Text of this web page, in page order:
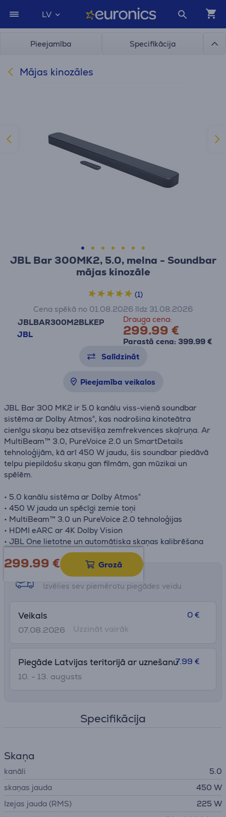
LV
Pieejamība Specifikācija
Mājas kinozāles
JBL Bar 300MK2, 5.0, melna - Soundbar
mājas kinozāle
JBLBAR300M2BLKEP
JBL
Drauga cena:
299.99 €
Parastā cena: 399.99 €
Cena spēkā no 01.08.2026 līdz 31.08.2026
(1)
Salīdzināt
Pieejamība veikalos
JBL Bar 300 MK2 ir 5.0 kanālu viss-vienā soundbar
sistēma ar Dolby Atmos®, kas nodrošina kinoteātra
cienīgu skaņu bez atsevišķa zemfrekvences skaļruņa. Ar
MultiBeam™ 3.0, PureVoice 2.0 un SmartDetails
tehnoloģijām, kā arī 450 W jaudu, šis soundbar piedāvā
telpu piepildošu skaņu gan filmām, gan mūzikai un
spēlēm.
• 5.0 kanālu sistēma ar Dolby Atmos®
• 450 W jauda un spēcīgi zemie toņi
• MultiBeam™ 3.0 un PureVoice 2.0 tehnoloģijas
• HDMI eARC ar 4K Dolby Vision
• JBL One lietotne un automātiska skaņas kalibrēšana
299.99 € Grozā
Saņemšanas iespējas
Izvēlies sev piemērotu piegādes veidu
Veikals
07.08.2026
0 €
Uzzināt vairāk
Piegāde Latvijas teritorijā ar uznešanu
10. - 13. augusts
7.99 €
Specifikācija
Skaņa
kanāli
5.0
skaņas jauda
450 W
Izejas jauda (RMS)
225 W